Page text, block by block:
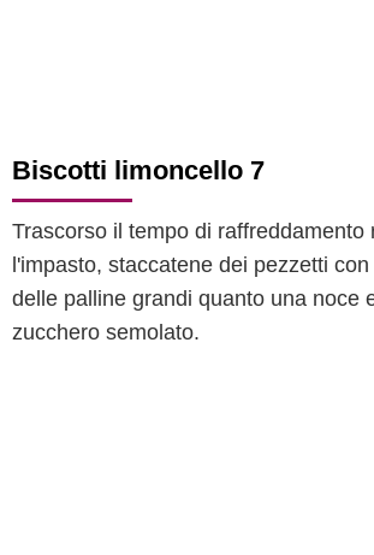
Biscotti limoncello 7
Trascorso il tempo di raffreddamento
l'impasto, staccatene dei pezzetti
delle palline grandi quanto una noce
zucchero semolato.